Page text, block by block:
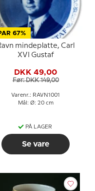
67%
mindeplatte, Carl
XVI Gustaf
DKK 49,00
Før: DKK 149,00
Varenr.: RAVN1001
Mål: Ø: 20 cm
PÅ LAGER
Se vare